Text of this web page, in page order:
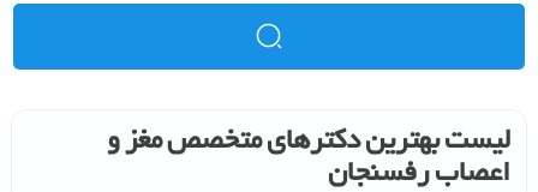
لیست بهترین دکترهای متخصص مغز و
اعصاب رفسنجان